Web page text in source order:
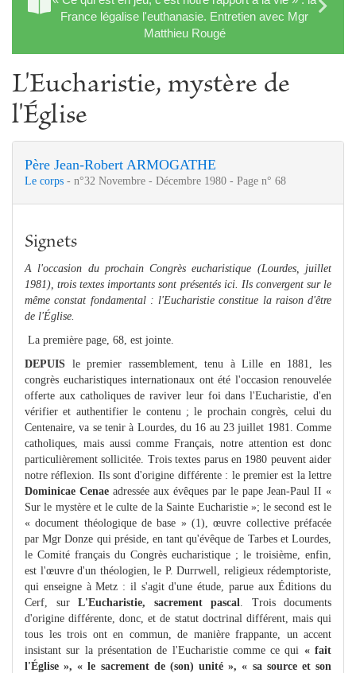
France légalise l'euthanasie. Entretien avec Mgr
Matthieu Rougé
L'Eucharistie, mystère de
l'Église
Père Jean-Robert ARMOGATHE
Le corps - n°32 Novembre - Décembre 1980 - Page n° 68
Signets
A l'occasion du prochain Congrès eucharistique (Lourdes, juillet
1981), trois textes importants sont présentés ici. Ils convergent sur le
même constat fondamental : l'Eucharistie constitue la raison d'être
de l'Église.
La première page, 68, est jointe.
DEPUIS le premier rassemblement, tenu à Lille en 1881, les
congrès eucharistiques internationaux ont été l'occasion renouvelée
offerte aux catholiques de raviver leur foi dans l'Eucharistie, d'en
vérifier et authentifier le contenu ; le prochain congrès, celui du
Centenaire, va se tenir à Lourdes, du 16 au 23 juillet 1981. Comme
catholiques, mais aussi comme Français, notre attention est donc
particulièrement sollicitée. Trois textes parus en 1980 peuvent aider
notre réflexion. Ils sont d'origine différente : le premier est la lettre
Dominicae Cenae adressée aux évêques par le pape Jean-Paul II «
Sur le mystère et le culte de la Sainte Eucharistie »; le second est le
« document théologique de base » (1), œuvre collective préfacée
par Mgr Donze qui préside, en tant qu'évêque de Tarbes et Lourdes,
le Comité français du Congrès eucharistique ; le troisième, enfin,
est l'œuvre d'un théologien, le P. Durrwell, religieux rédemptoriste,
qui enseigne à Metz : il s'agit d'une étude, parue aux Éditions du
Cerf, sur L'Eucharistie, sacrement pascal . Trois documents
d'origine différente, donc, et de statut doctrinal différent, mais qui
tous les trois ont en commun, de manière frappante, un accent
insistant sur la présentation de l'Eucharistie comme ce qui « fait
l'Église », « le sacrement de (son) unité », « sa source et son